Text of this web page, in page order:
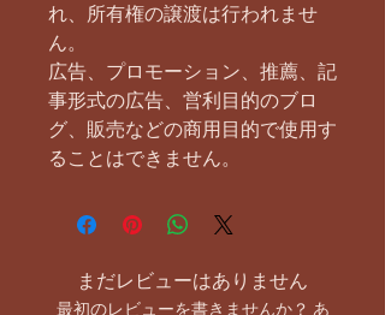
れ、所有権の譲渡は行われませ
ん。
広告、プロモーション、推薦、記
事形式の広告、営利目的のブロ
グ、販売などの商用目的で使用す
ることはできません。
まだレビューはありません
最初のレビューを書きませんか？ あ